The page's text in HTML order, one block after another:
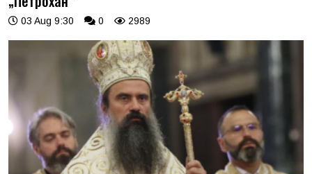
03 Aug 9:30 0 2989